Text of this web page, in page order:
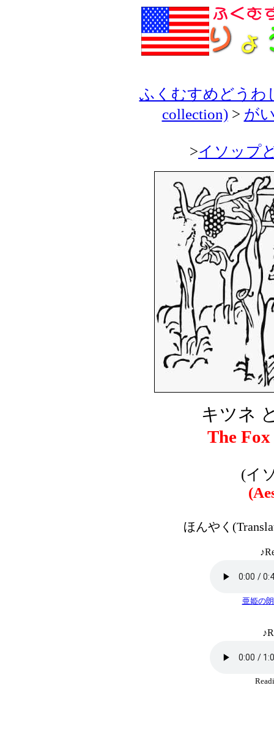
ふくむすめどうわ
collection)> が
>イソップ
キツネ
The
(イ
ほんやく
亜姫の